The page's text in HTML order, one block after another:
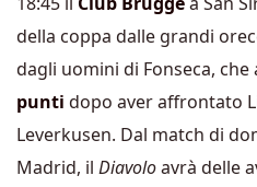
della coppa dalle grandi
dagli uomini di Fonseca,
punti dopo aver affrontato
Leverkusen. Dal match di
Madrid, il Diavoloavrà delle